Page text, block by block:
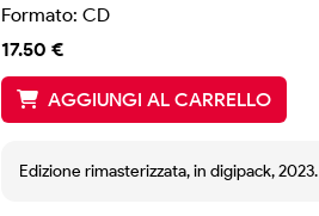
Formato: CD
17.50 €
AGGIUNGI AL CARRELLO
Edizione rimasterizzata, in digipack, 2023.